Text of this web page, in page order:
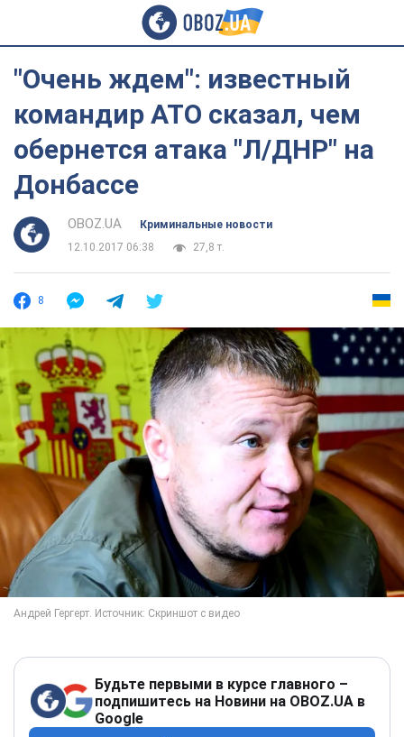
"Очень ждем": известный
командир АТО сказал, чем
обернется атака "Л/ДНР" на
Донбассе
OBOZ.UA
Криминальные новости
12.10.2017 06:38
27,8 т.
8
Будьте первыми в курсе главного –
подпишитесь на Новини на OBOZ.UA в
Google